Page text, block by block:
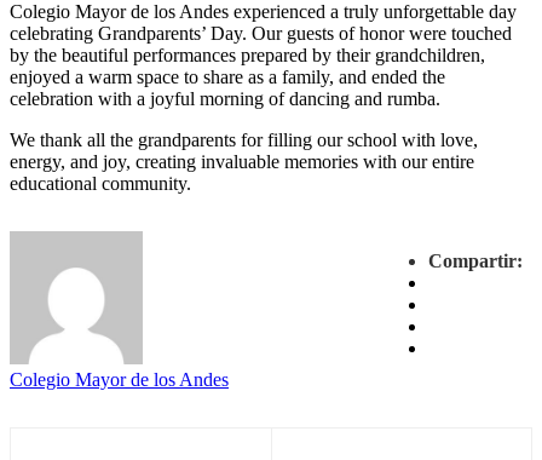
Colegio Mayor de los Andes experienced a truly unforgettable day
celebrating Grandparents’ Day. Our guests of honor were touched
by the beautiful performances prepared by their grandchildren,
enjoyed a warm space to share as a family, and ended the
celebration with a joyful morning of dancing and rumba.
We thank all the grandparents for filling our school with love,
energy, and joy, creating invaluable memories with our entire
educational community.
Compartir:
Colegio Mayor de los Andes